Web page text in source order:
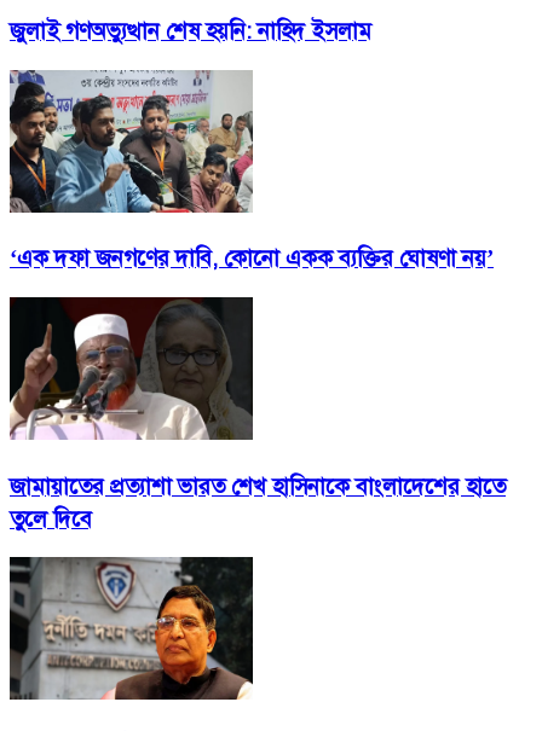
জুলাই গণঅভ্যুত্থান শেষ হয়নি: নাহিদ ইসলাম
‘এক দফা জনগণের দাবি, কোনো একক ব্যক্তির ঘোষণা নয়’
জামায়াতের প্রত্যাশা ভারত শেখ হাসিনাকে বাংলাদেশের হাতে
তুলে দিবে